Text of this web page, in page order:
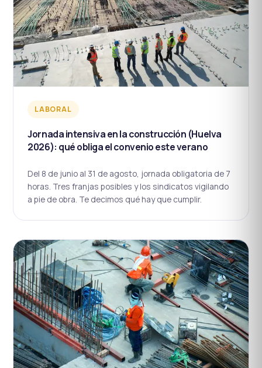
LABORAL
Jornada intensiva en la construcción (Huelva
2026): qué obliga el convenio este verano
Del 8 de junio al 31 de agosto, jornada obligatoria de 7
horas. Tres franjas posibles y los sindicatos vigilando
a pie de obra. Te decimos qué hay que cumplir.